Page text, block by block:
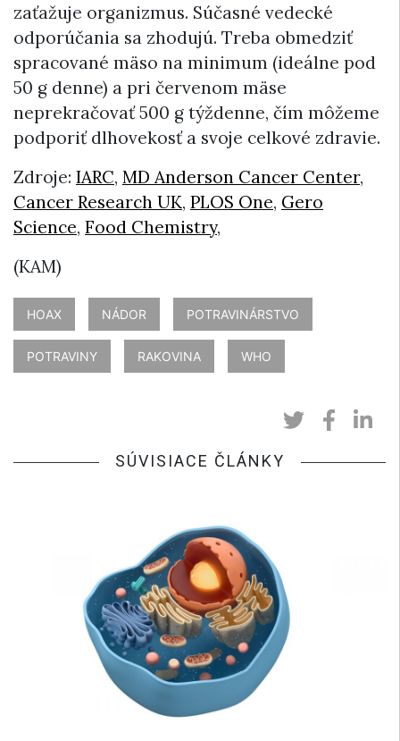
zaťažuje organizmus. Súčasné vedecké
odporúčania sa zhodujú. Treba obmedziť
spracované mäso na minimum (ideálne pod
50 g denne) a pri červenom mäse
neprekračovať 500 g týždenne, čím môžeme
podporiť dlhovekosť a svoje celkové zdravie.
Zdroje: IARC, MD Anderson Cancer Center,
Cancer Research UK, PLOS One, Gero
Science, Food Chemistry,
(KAM)
HOAX NÁDOR POTRAVINÁRSTVO
POTRAVINY RAKOVINA WHO
SÚVISIACE ČLÁNKY